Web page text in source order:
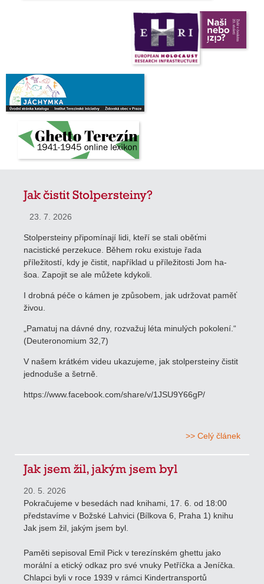
Jak čistit Stolpersteiny?
23. 7. 2026
Stolpersteiny připomínají lidi, kteří se stali oběťmi
nacistické perzekuce. Během roku existuje řada
příležitostí, kdy je čistit, například u příležitosti Jom ha-
šoa. Zapojit se ale můžete kdykoli.
I drobná péče o kámen je způsobem, jak udržovat paměť
živou.
„Pamatuj na dávné dny, rozvažuj léta minulých pokolení.“
(Deuteronomium 32,7)
V našem krátkém videu ukazujeme, jak stolpersteiny čistit
jednoduše a šetrně.
https://www.facebook.com/share/v/1JSU9Y66gP/
>> Celý článek
Jak jsem žil, jakým jsem byl
20. 5. 2026
Pokračujeme v besedách nad knihami, 17. 6. od 18:00
představíme v Božské Lahvici (Bílkova 6, Praha 1) knihu
Jak jsem žil, jakým jsem byl.
Paměti sepisoval Emil Pick v terezínském ghettu jako
morální a etický odkaz pro své vnuky Petříčka a Jeníčka.
Chlapci byli v roce 1939 v rámci Kindertransportů